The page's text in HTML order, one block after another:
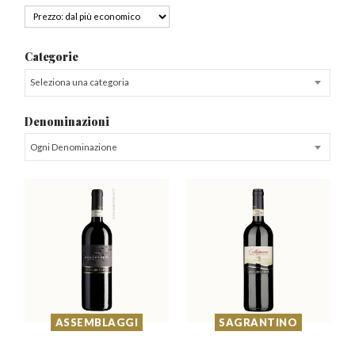
Categorie
Seleziona una categoria
Denominazioni
Ogni Denominazione
ASSEMBLAGGI SAGRANTINO